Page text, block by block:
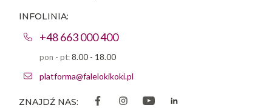
INFOLINIA:
+48 663 000 400
pon - pt:8.00 - 18.00
platforma@falelokikoki.pl
ZNAJDŹ NAS: